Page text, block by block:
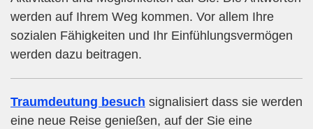
werden auf Ihrem Weg kommen. Vor allem Ihre
sozialen Fähigkeiten und Ihr Einfühlungsvermögen
werden dazu beitragen.
Traumdeutung besuch signalisiert dass sie werden
eine neue Reise genießen, auf der Sie eine